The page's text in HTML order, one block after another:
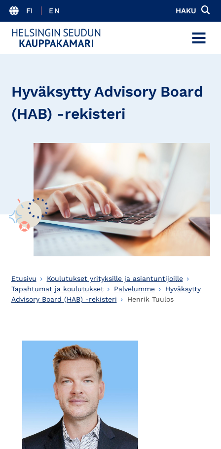
FI EN HAKU
MENU
Hyväksytty Advisory Board
(HAB) -rekisteri
Etusivu
Koulutukset yrityksille ja asiantuntijoille
Tapahtumat ja koulutukset
Palvelumme
Hyväksytty
Advisory Board (HAB) -rekisteri
Henrik Tuulos